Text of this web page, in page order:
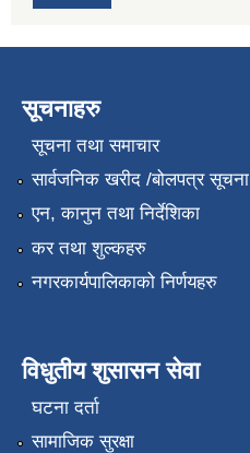
सूचनाहरु
सूचना तथा समाचार
सार्वजनिक खरीद /बोलपत्र सूचना
एन, कानुन तथा निर्देशिका
कर तथा शुल्कहरु
नगरकार्यपालिकाको निर्णयहरु
विधुतीय शुसासन सेवा
घटना दर्ता
सामाजिक सुरक्षा